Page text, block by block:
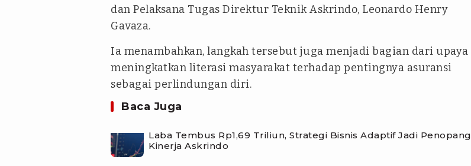
dan Pelaksana Tugas Direktur Teknik Askrindo, Leonardo Henry
Gavaza.
Ia menambahkan, langkah tersebut juga menjadi bagian dari upaya
meningkatkan literasi masyarakat terhadap pentingnya asuransi
sebagai perlindungan diri.
Baca Juga
Laba Tembus Rp1,69 Triliun, Strategi Bisnis Adaptif Jadi Penopang
Kinerja Askrindo